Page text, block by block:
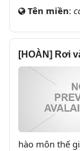
Tên miền:
[HOÀN] Rơi
hào môn thế